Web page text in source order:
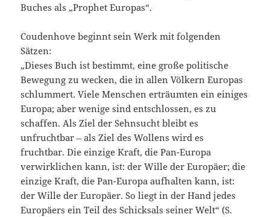
Buches als „Prophet Europas“.
Coudenhove beginnt sein Werk mit folgenden
Sätzen:
„Dieses Buch ist bestimmt, eine große politische
Bewegung zu wecken, die in allen Völkern Europas
schlummert. Viele Menschen erträumten ein einiges
Europa; aber wenige sind entschlossen, es zu
schaffen. Als Ziel der Sehnsucht bleibt es
unfruchtbar – als Ziel des Wollens wird es
fruchtbar. Die einzige Kraft, die Pan-Europa
verwirklichen kann, ist: der Wille der Europäer; die
einzige Kraft, die Pan-Europa aufhalten kann, ist:
der Wille der Europäer. So liegt in der Hand jedes
Europäers ein Teil des Schicksals seiner Welt“ (S.